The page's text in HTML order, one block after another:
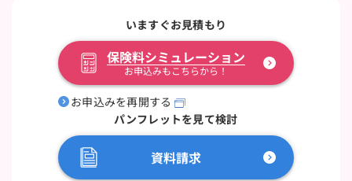
いますぐお見積もり
保険料シミュレーション
お申込みもこちらから！
お申込みを再開する
パンフレットを見て検討
資料請求